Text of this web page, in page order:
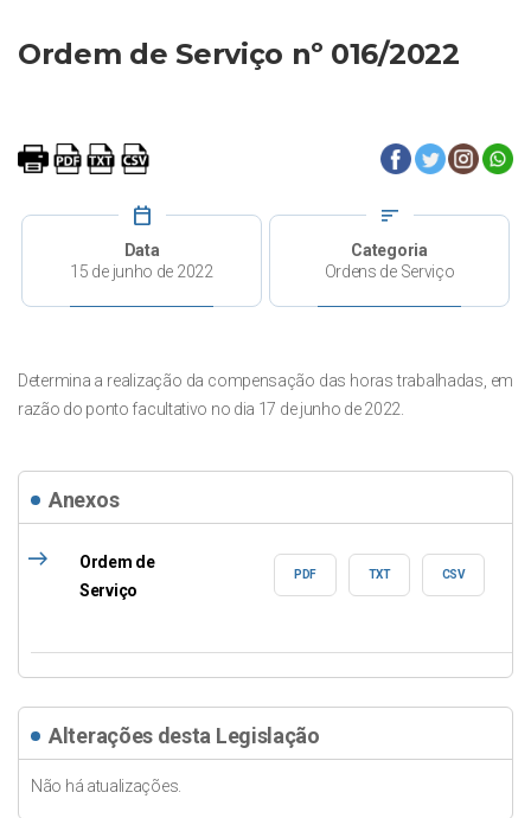
Ordem de Serviço nº 016/2022
calendar_today
Data
15 de junho de 2022
sort
Categoria
Ordens de Serviço
Determina a realização da compensação das horas trabalhadas, em
razão do ponto facultativo no dia 17 de junho de 2022.
Anexos
east
Ordem de
Serviço
PDF TXT CSV
Alterações desta Legislação
Não há atualizações.